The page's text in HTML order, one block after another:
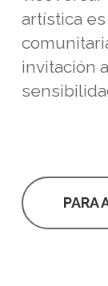
artística
invitación
PARA